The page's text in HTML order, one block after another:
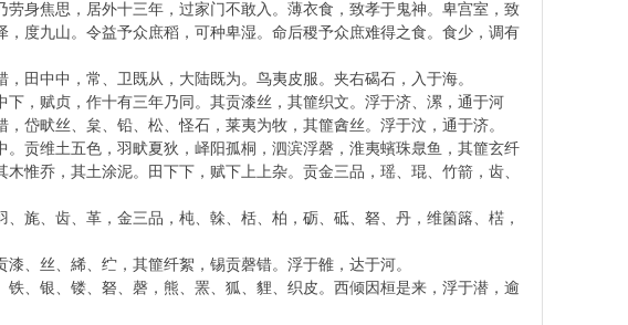
身焦思，居外十三年，过家门不敢入。薄衣食，致孝于鬼神。卑宫室，致
度九山。令益予众庶稻，可种卑湿。命后稷予众庶难得之食。食少，调有
田中中，常、卫既从，大陆既为。鸟夷皮服。夹右碣石，入于海。
，赋贞，作十有三年乃同。其贡漆丝，其篚织文。浮于济、漯，通于河
岱畎丝、枲、铅、松、怪石，莱夷为牧，其篚酓丝。浮于汶，通于济。
贡维土五色，羽畎夏狄，峄阳孤桐，泗滨浮磬，淮夷蠙珠臮鱼，其篚玄纤
惟乔，其土涂泥。田下下，赋下上上杂。贡金三品，瑶、琨、竹箭，齿、
旄、齿、革，金三品，杶、榦、栝、柏，砺、砥、砮、丹，维箘簬、楛，
、丝、絺、纻，其篚纤絮，锡贡磬错。浮于雒，达于河。
、银、镂、砮、磬，熊、罴、狐、貍、织皮。西倾因桓是来，浮于潜，逾